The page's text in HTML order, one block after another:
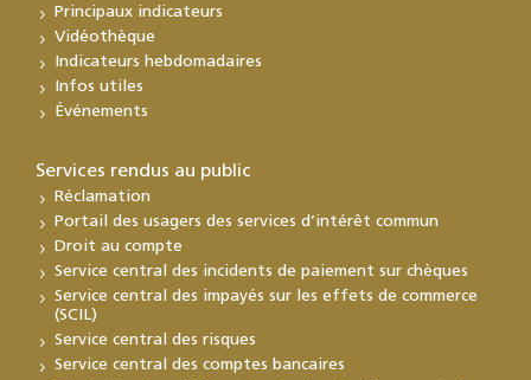
Principaux indicateurs
Vidéothèque
Indicateurs hebdomadaires
Infos utiles
Événements
Services rendus au public
Réclamation
Portail des usagers des services d’intérêt commun
Droit au compte
Service central des incidents de paiement sur chèques
Service central des impayés sur les effets de commerce
(SCIL)
Service central des risques
Service central des comptes bancaires